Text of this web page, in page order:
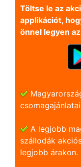
Töltse le az
applikációt,
önnel legyen
A legjobb
szállodák
legjobb árakon.